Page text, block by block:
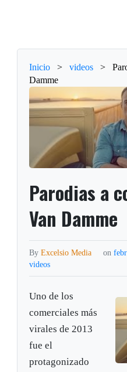
Inicio > videos >
Damme
Parodias a
Van Damme
ByExcelsio Media on
videos
Uno de los
comerciales más
virales de 2013
fue el
protagonizado